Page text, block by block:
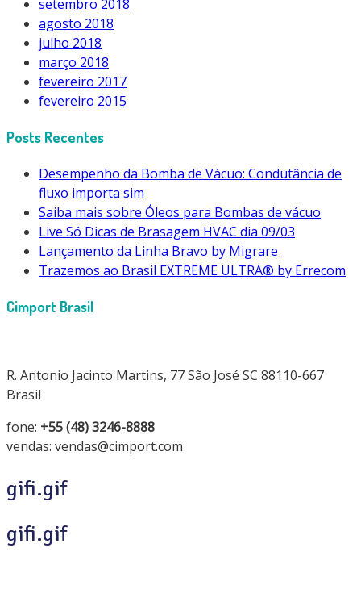
setembro 2018
agosto 2018
julho 2018
março 2018
fevereiro 2017
fevereiro 2015
Posts Recentes
Desempenho da Bomba de Vácuo: Condutância de
fluxo importa sim
Saiba mais sobre Óleos para Bombas de vácuo
Live Só Dicas de Brasagem HVAC dia 09/03
Lançamento da Linha Bravo by Migrare
Trazemos ao Brasil EXTREME ULTRA® by Errecom
Cimport Brasil
R. Antonio Jacinto Martins, 77 São José SC 88110-667
Brasil
fone: +55 (48) 3246-8888
vendas: vendas@cimport.com
gifi.gif
gifi.gif